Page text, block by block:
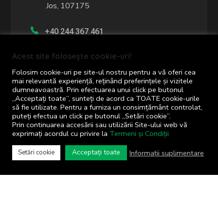
Jos, 107175
+40 244 367 461
+40 244 367 402
Program de lucru cu publicul:
luni - vineri: 8:00 - 16:00
COMUNA CORNU
Acest site folosește cookie-uri!
Folosim cookie-uri pe site-ul nostru pentru a vă oferi cea
mai relevantă experiență, reținând preferințele și vizitele
dumneavoastră. Prin efectuarea unui click pe butonul
„Acceptați toate”, sunteți de acord ca TOATE cookie-urile
să fie utilizate. Pentru a furniza un consimțământ controlat,
puteți efectua un click pe butonul „Setări cookie”.
Prin continuarea accesării sau utilizării Site-ului web vă
exprimați acordul cu privire la Termeni și Condiții
Setări cookie Acceptați toate Informații suplimentare